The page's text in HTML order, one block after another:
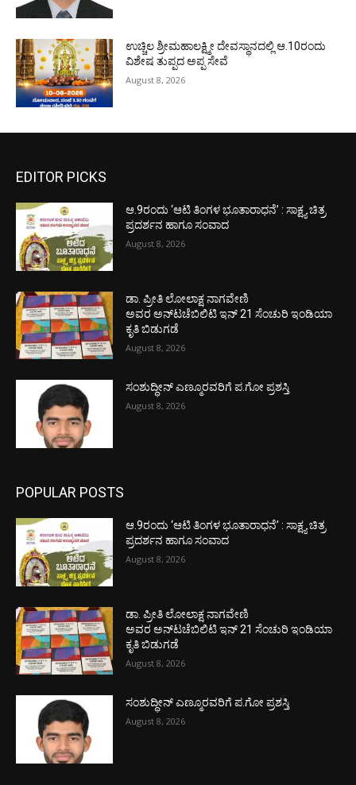
ಉಚ್ಚಿಲ ಶ್ರೀಮಹಾಲಕ್ಷ್ಮೀ ದೇವಸ್ಥಾನದಲ್ಲಿ ಆ.10ರಂದು
ವಿಶೇಷ ತುಪ್ಪದ ಅಪ್ಪ ಸೇವೆ
August 8, 2026
EDITOR PICKS
ಆ.9ರಂದು ‘ಆಟಿ ತಿಂಗಳ ಭೂತಾರಾಧನೆ’ : ಸಾಕ್ಷ್ಯ ಚಿತ್ರ
ಪ್ರದರ್ಶನ ಹಾಗೂ ಸಂವಾದ
August 8, 2026
ಡಾ. ಪ್ರೀತಿ ಲೋಲಾಕ್ಷ ನಾಗವೇಣಿ
ಅವರ ಅನ್‌ಟಚೆಬಿಲಿಟಿ ಇನ್ 21 ಸೆಂಚುರಿ ಇಂಡಿಯಾ
ಕೃತಿ ಬಿಡುಗಡೆ
August 8, 2026
ಸಂಶುದ್ಧೀನ್ ಎಣ್ಮೂರವರಿಗೆ ಪ.ಗೋ ಪ್ರಶಸ್ತಿ
August 8, 2026
POPULAR POSTS
ಆ.9ರಂದು ‘ಆಟಿ ತಿಂಗಳ ಭೂತಾರಾಧನೆ’ : ಸಾಕ್ಷ್ಯ ಚಿತ್ರ
ಪ್ರದರ್ಶನ ಹಾಗೂ ಸಂವಾದ
August 8, 2026
ಡಾ. ಪ್ರೀತಿ ಲೋಲಾಕ್ಷ ನಾಗವೇಣಿ
ಅವರ ಅನ್‌ಟಚೆಬಿಲಿಟಿ ಇನ್ 21 ಸೆಂಚುರಿ ಇಂಡಿಯಾ
ಕೃತಿ ಬಿಡುಗಡೆ
August 8, 2026
ಸಂಶುದ್ಧೀನ್ ಎಣ್ಮೂರವರಿಗೆ ಪ.ಗೋ ಪ್ರಶಸ್ತಿ
August 8, 2026